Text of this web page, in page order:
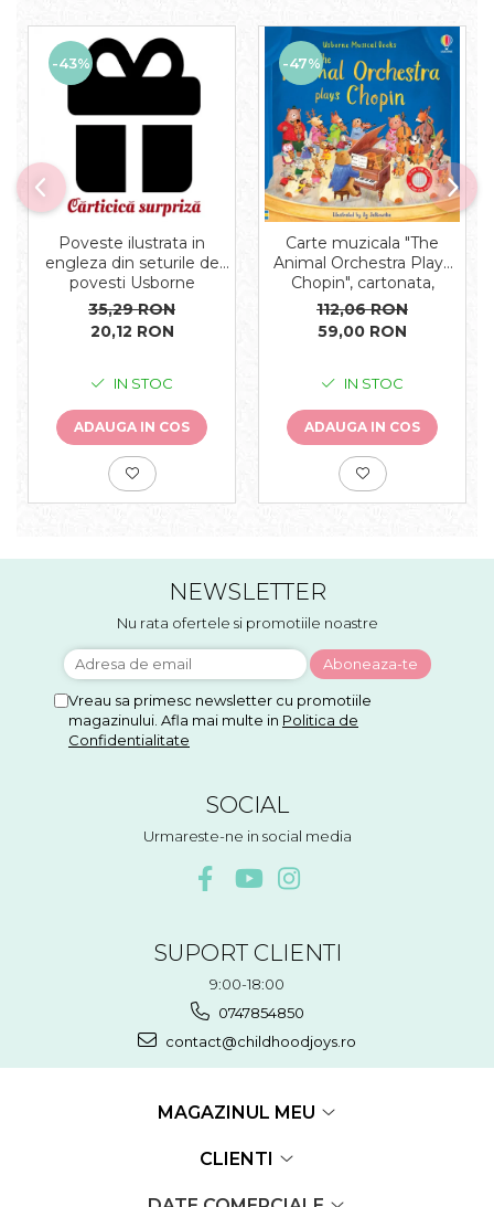
-43%
Poveste ilustrata in
engleza din seturile de
povesti Usborne
35,29 RON
20,12 RON
IN STOC
ADAUGA IN COS
-47%
Carte muzicala "The
Animal Orchestra Plays
Chopin", cartonata,
Usborne
112,06 RON
59,00 RON
IN STOC
ADAUGA IN COS
NEWSLETTER
Nu rata ofertele si promotiile noastre
Vreau sa primesc newsletter cu promotiile
magazinului. Afla mai multe in Politica de
Confidentialitate
SOCIAL
Urmareste-ne in social media
SUPORT CLIENTI
9:00-18:00
0747854850
contact@childhoodjoys.ro
MAGAZINUL MEU
CLIENTI